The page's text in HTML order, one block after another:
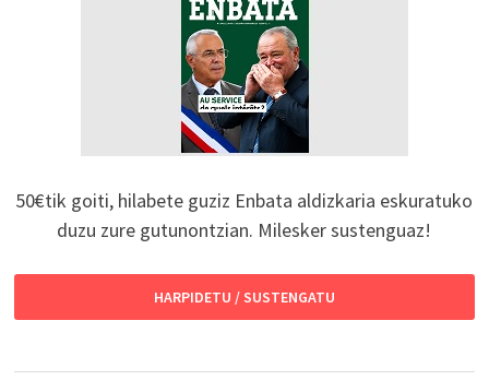
50€tik goiti, hilabete guziz Enbata aldizkaria eskuratuko
duzu zure gutunontzian. Milesker sustenguaz!
HARPIDETU / SUSTENGATU